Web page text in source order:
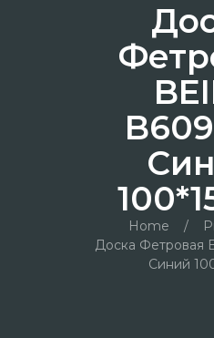
Home /
Доска Фетровая
Синий